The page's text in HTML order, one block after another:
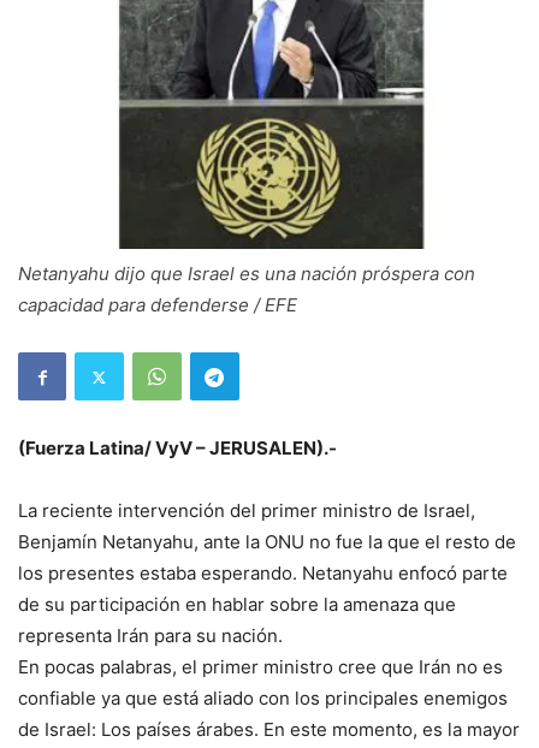
Netanyahu dijo que Israel es una nación próspera con
capacidad para defenderse / EFE
(Fuerza Latina/ VyV – JERUSALEN).-
La reciente intervención del primer ministro de Israel,
Benjamín Netanyahu, ante la ONU no fue la que el resto de
los presentes estaba esperando. Netanyahu enfocó parte
de su participación en hablar sobre la amenaza que
representa Irán para su nación.
En pocas palabras, el primer ministro cree que Irán no es
confiable ya que está aliado con los principales enemigos
de Israel: Los países árabes. En este momento, es la mayor